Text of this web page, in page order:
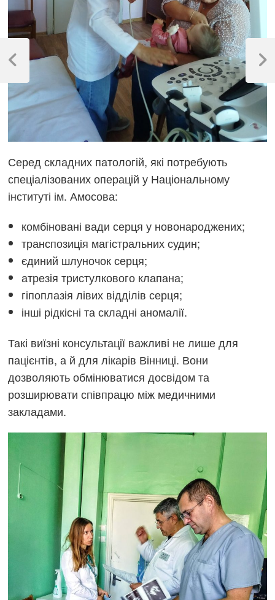
Серед складних патологій, які потребують
спеціалізованих операцій у Національному
інституті ім. Амосова:
комбіновані вади серця у новонароджених;
транспозиція магістральних судин;
єдиний шлуночок серця;
атрезія тристулкового клапана;
гіпоплазія лівих відділів серця;
інші рідкісні та складні аномалії.
Такі виїзні консультації важливі не лише для
пацієнтів, а й для лікарів Вінниці. Вони
дозволяють обмінюватися досвідом та
розширювати співпрацю між медичними
закладами.
Навігація
записів
Previous
Next
Post